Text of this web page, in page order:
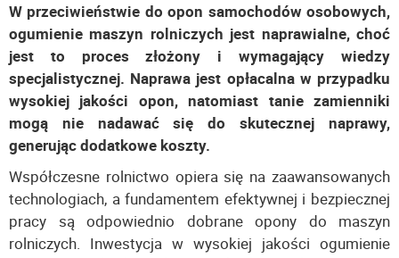
W przeciwieństwie do opon samochodów osobowych,
ogumienie maszyn rolniczych jest naprawialne, choć
jest to proces złożony i wymagający wiedzy
specjalistycznej. Naprawa jest opłacalna w przypadku
wysokiej jakości opon, natomiast tanie zamienniki
mogą nie nadawać się do skutecznej naprawy,
generując dodatkowe koszty.
Współczesne rolnictwo opiera się na zaawansowanych
technologiach, a fundamentem efektywnej i bezpiecznej
pracy są odpowiednio dobrane opony do maszyn
rolniczych. Inwestycja w wysokiej jakości ogumienie